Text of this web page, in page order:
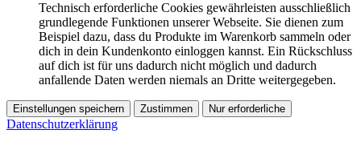
Technisch erforderliche Cookies gewährleisten ausschließlich
grundlegende Funktionen unserer Webseite. Sie dienen zum
Beispiel dazu, dass du Produkte im Warenkorb sammeln oder
dich in dein Kundenkonto einloggen kannst. Ein Rückschluss
auf dich ist für uns dadurch nicht möglich und dadurch
anfallende Daten werden niemals an Dritte weitergegeben.
Einstellungen speichern Zustimmen Nur erforderliche
Datenschutzerklärung